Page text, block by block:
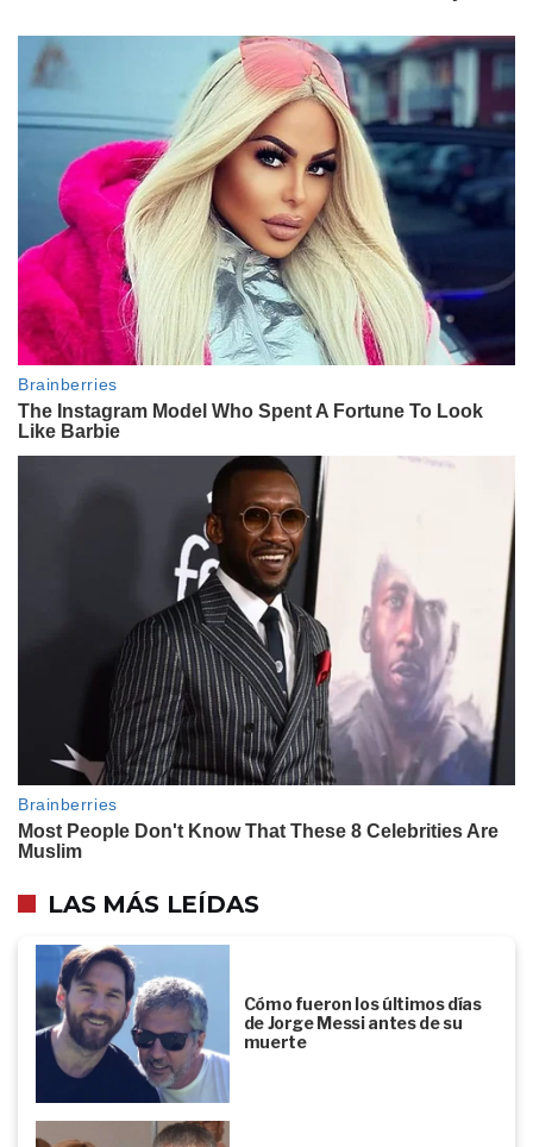
LAS MÁS LEÍDAS
Cómo fueron los últimos días
de Jorge Messi antes de su
muerte